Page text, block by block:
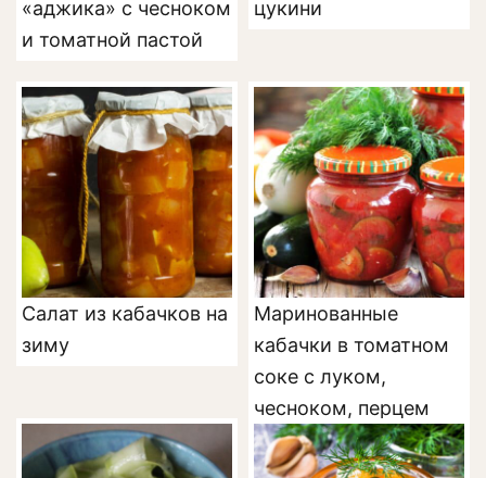
«аджика» с чесноком
и томатной пастой
цукини
Салат из кабачков на
зиму
Маринованные
кабачки в томатном
соке с луком,
чесноком, перцем